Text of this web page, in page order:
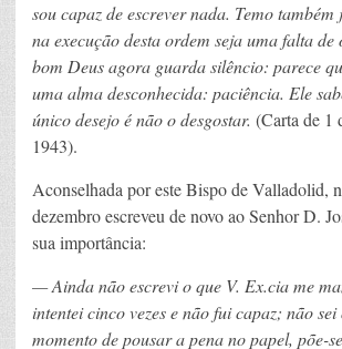
sou capaz de escrever nada. Temo
na execução desta ordem seja uma falta
bom Deus agora guarda silêncio: parece
uma alma desconhecida: paciência. Ele
único desejo é não o desgostar. (Carta de 1
1943).
Aconselhada por este Bispo de Valladolid,
dezembro escreveu de novo ao Senhor D.
sua importância:
— Ainda não escrevi o que V. Ex.cia me
intentei cinco vezes e não fui capaz; não
momento de pousar a pena no papel, põe-